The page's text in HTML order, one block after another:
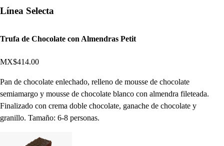
Línea Selecta
Trufa de Chocolate con Almendras Petit
MX$414.00
Pan de chocolate enlechado, relleno de mousse de chocolate
semiamargo y mousse de chocolate blanco con almendra fileteada.
Finalizado con crema doble chocolate, ganache de chocolate y
granillo. Tamaño: 6-8 personas.